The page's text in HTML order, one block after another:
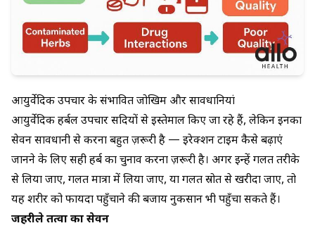
आयुर्वेदिक उपचार के संभावित जोखिम और सावधानियां
आयुर्वेदिक हर्बल उपचार सदियों से इस्तेमाल किए जा रहे हैं, लेकिन इनका
सेवन सावधानी से करना बहुत ज़रूरी है — इरेक्शन टाइम कैसे बढ़ाएं
जानने के लिए सही हर्ब का चुनाव करना ज़रूरी है। अगर इन्हें गलत तरीके
से लिया जाए, गलत मात्रा में लिया जाए, या गलत स्रोत से खरीदा जाए, तो
यह शरीर को फायदा पहुँचाने की बजाय नुकसान भी पहुँचा सकते हैं।
जहरीले तत्वों का सेवन